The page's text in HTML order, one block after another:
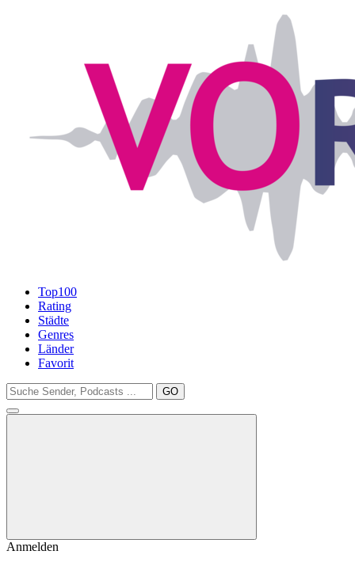
Top100
Rating
Städte
Genres
Länder
Favorit
GO
Anmelden